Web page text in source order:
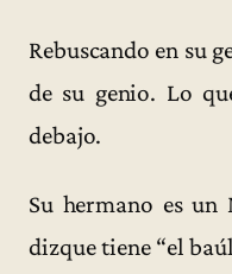
Rebuscando en su
de su genio. Lo
debajo.
Su hermano es
dizque tiene “el